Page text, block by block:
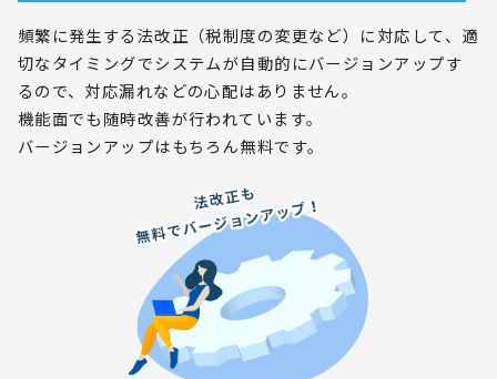
頻繁に発生する法改正（税制度の変更など）に対応して、適
切なタイミングでシステムが自動的にバージョンアップす
るので、対応漏れなどの心配はありません。
機能面でも随時改善が行われています。
バージョンアップはもちろん無料です。